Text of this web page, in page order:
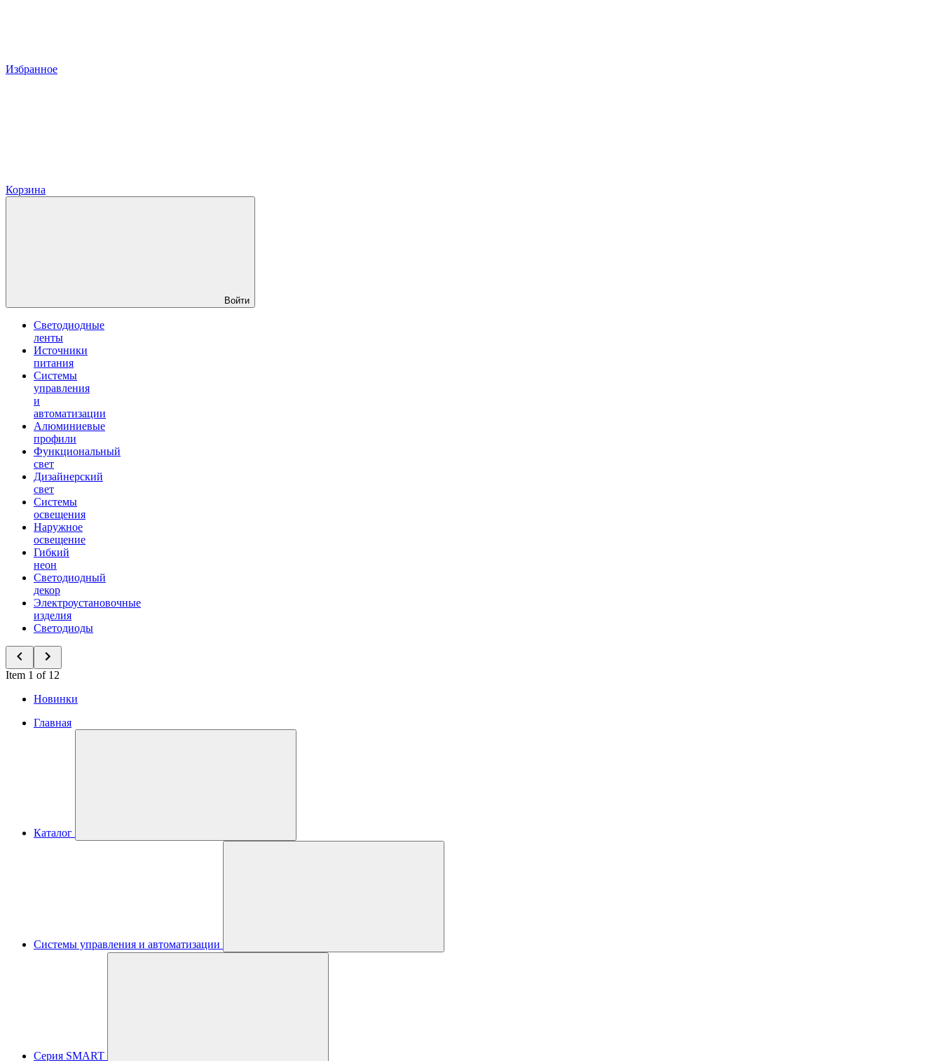
Избранное
Корзина
Войти
Светодиодные
ленты
Источники
питания
Системы
управления
и
автоматизации
Алюминиевые
профили
Функциональный
свет
Дизайнерский
свет
Системы
освещения
Наружное
освещение
Гибкий
неон
Светодиодный
декор
Электроустановочные
изделия
Светодиоды
Item 1 of 12
Новинки
Главная
Каталог
Системы управления и автоматизации
Серия SMART